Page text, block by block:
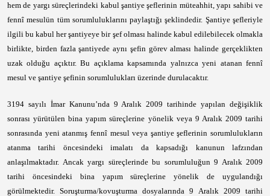
hem de yargı süreçlerindeki kabul şantiye şeflerinin müteahhit, yapı sahibi ve
fennî mesulün tüm sorumluluklarını paylaştığı şeklindedir. Şantiye şefleriyle
ilgili bu kabul her şantiyeye bir şef olması halinde kabul edilebilecek olmakla
birlikte, birden fazla şantiyede aynı şefin görev alması halinde gerçeklikten
uzak olduğu açıktır. Bu açıklama kapsamında yalnızca yeni atanan fennî
mesul ve şantiye şefinin sorumlulukları üzerinde durulacaktır.
3194 sayılı İmar Kanunu’nda 9 Aralık 2009 tarihinde yapılan değişiklik
sonrası yürütülen bina yapım süreçlerine yönelik veya 9 Aralık 2009 tarihi
sonrasında yeni atanmış fennî mesul veya şantiye şeflerinin sorumlulukların
atanma tarihi öncesindeki imalatı da kapsadığı kanunun lafzından
anlaşılmaktadır. Ancak yargı süreçlerinde bu sorumluluğun 9 Aralık 2009
tarihi öncesindeki bina yapım süreçlerine yönelik de uygulandığı
görülmektedir. Soruşturma/kovuşturma dosyalarında 9 Aralık 2009 tarihi